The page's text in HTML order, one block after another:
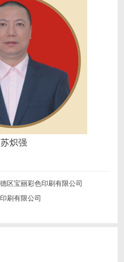
苏炽强
区宝丽彩色印刷有限公司
刷有限公司